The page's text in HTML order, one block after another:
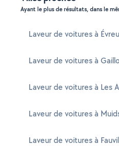
Ayant le plus de résultats, dans le
Laveur de voitures à
Laveur de voitures à
Laveur de voitures à Les
Laveur de voitures à
Laveur de voitures à